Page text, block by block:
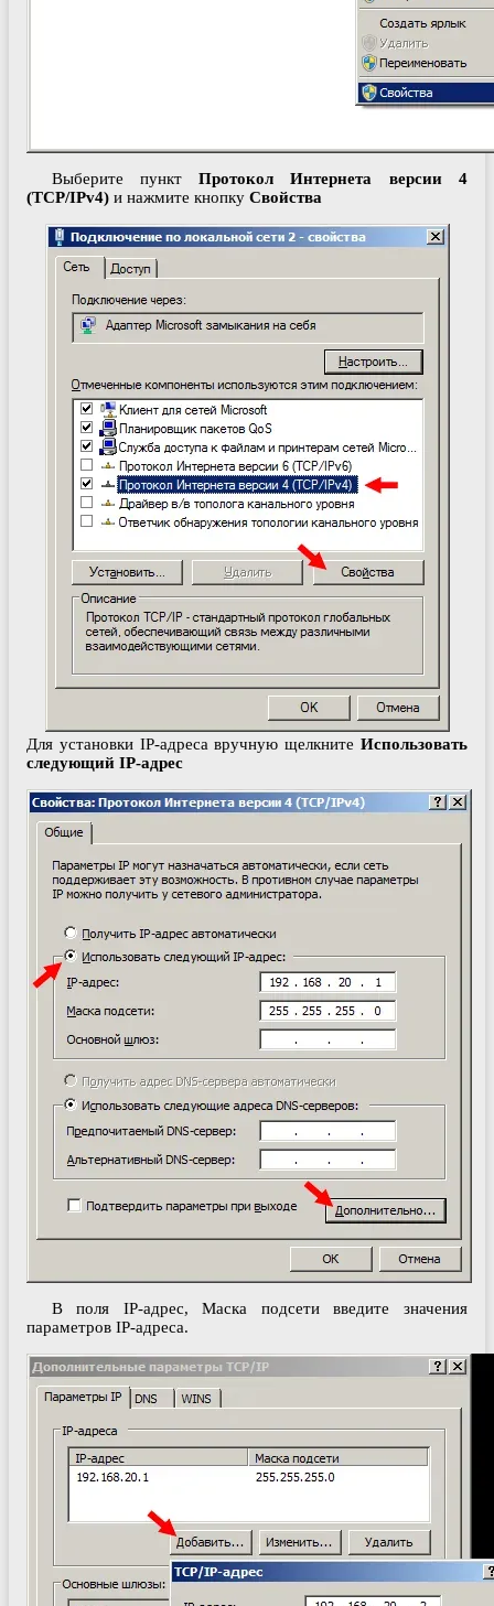
Выберите пунктПротокол Интернета версии 4
(TCP/IPv4) и нажмите кнопку Свойства
Для установки IP-адреса вручную щелкните Использовать
следующий IP-адрес
В поля IP-адрес, Маска подсети введите значения
параметров IP-адреса.